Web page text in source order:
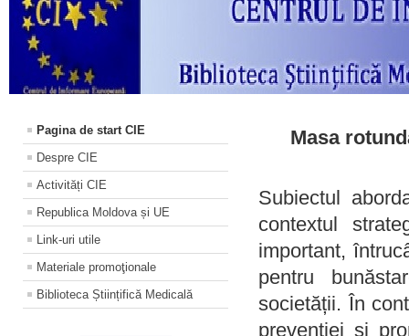
Pagina de start CIE
Despre CIE
Activități CIE
Republica Moldova și UE
Link-uri utile
Materiale promoţionale
Biblioteca Științifică Medicală
Masa
Subiectul
contextul
important,
pentru
societății. În
prevenției și